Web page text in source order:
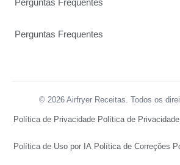
Perguntas Frequentes
Perguntas Frequentes
© 2026 Airfryer Receitas. Todos os
Política de Privacidade Política de Privacidade
Política de Uso por IA Política de Correções